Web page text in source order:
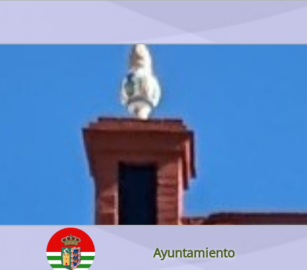
Ayuntamiento